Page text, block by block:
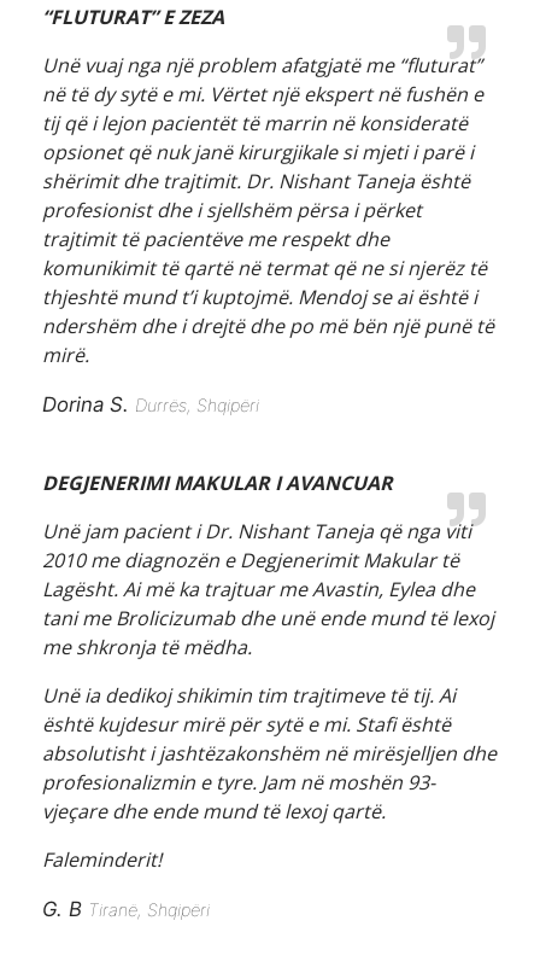
“FLUTURAT” E ZEZA
Unë vuaj nga një problem afatgjatë me “fluturat”
në të dy sytë e mi. Vërtet një ekspert në fushën e
tij që i lejon pacientët të marrin në konsideratë
opsionet që nuk janë kirurgjikale si mjeti i parë i
shërimit dhe trajtimit. Dr. Nishant Taneja është
profesionist dhe i sjellshëm përsa i përket
trajtimit të pacientëve me respekt dhe
komunikimit të qartë në termat që ne si njerëz të
thjeshtë mund t’i kuptojmë. Mendoj se ai është i
ndershëm dhe i drejtë dhe po më bën një punë të
mirë.
Dorina S. Durrës, Shqipëri
DEGJENERIMI MAKULAR I AVANCUAR
Unë jam pacient i Dr. Nishant Taneja që nga viti
2010 me diagnozën e Degjenerimit Makular të
Lagësht. Ai më ka trajtuar me Avastin, Eylea dhe
tani me Brolicizumab dhe unë ende mund të lexoj
me shkronja të mëdha.
Unë ia dedikoj shikimin tim trajtimeve të tij. Ai
është kujdesur mirë për sytë e mi. Stafi është
absolutisht i jashtëzakonshëm në mirësjelljen dhe
profesionalizmin e tyre. Jam në moshën 93-
vjeçare dhe ende mund të lexoj qartë.
Faleminderit!
G. B Tiranë, Shqipëri